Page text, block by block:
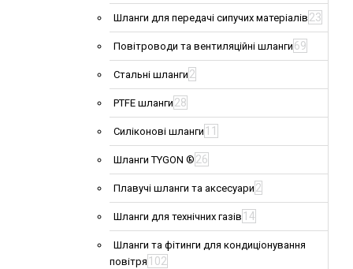
Шланги для передачі сипучих матеріалів 23
Повітроводи та вентиляційні шланги 69
Стальні шланги 2
PTFE шланги 28
Силіконові шланги 11
Шланги TYGON ® 26
Плавучі шланги та аксесуари 2
Шланги для технічних газів 14
Шланги та фітинги для кондиціонування
повітря 102